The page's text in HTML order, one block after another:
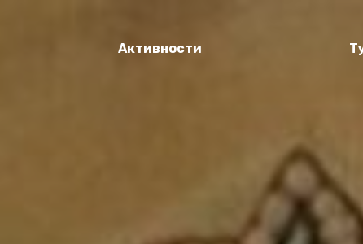
Активности